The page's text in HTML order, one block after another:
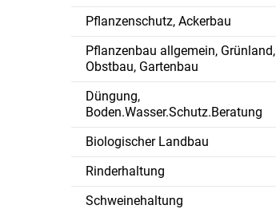
Pflanzenschutz, Ackerbau
Pflanzenbau allgemein, Grünland,
Obstbau, Gartenbau
Düngung,
Boden.Wasser.Schutz.Beratung
Biologischer Landbau
Rinderhaltung
Schweinehaltung